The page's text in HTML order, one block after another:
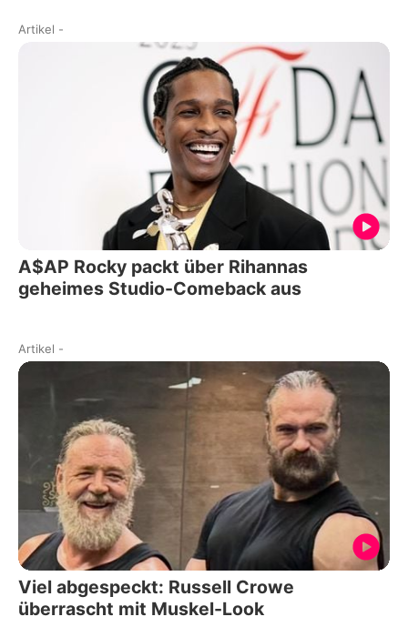
Artikel -
A$AP Rocky packt über Rihannas
geheimes Studio-Comeback aus
Artikel -
Viel abgespeckt: Russell Crowe
überrascht mit Muskel-Look